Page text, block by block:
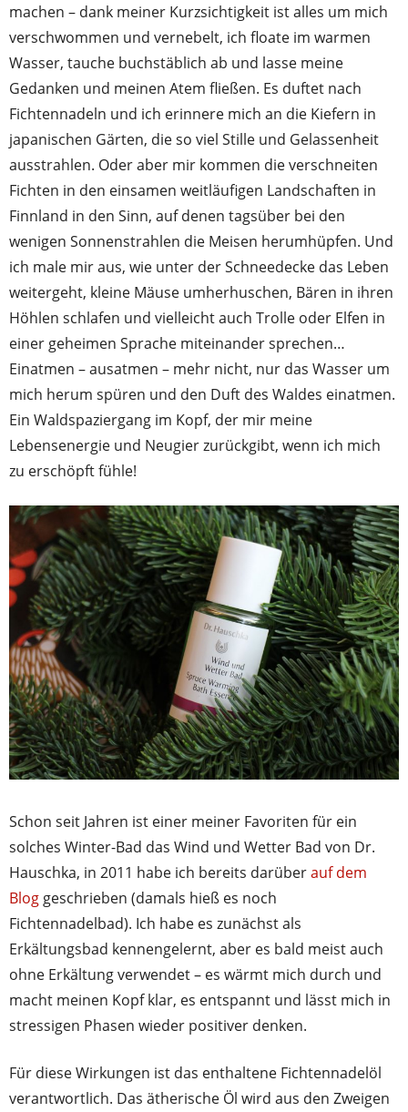
machen – dank meiner Kurzsichtigkeit ist alles um mich
verschwommen und vernebelt, ich floate im warmen
Wasser, tauche buchstäblich ab und lasse meine
Gedanken und meinen Atem fließen. Es duftet nach
Fichtennadeln und ich erinnere mich an die Kiefern in
japanischen Gärten, die so viel Stille und Gelassenheit
ausstrahlen. Oder aber mir kommen die verschneiten
Fichten in den einsamen weitläufigen Landschaften in
Finnland in den Sinn, auf denen tagsüber bei den
wenigen Sonnenstrahlen die Meisen herumhüpfen. Und
ich male mir aus, wie unter der Schneedecke das Leben
weitergeht, kleine Mäuse umherhuschen, Bären in ihren
Höhlen schlafen und vielleicht auch Trolle oder Elfen in
einer geheimen Sprache miteinander sprechen…
Einatmen – ausatmen – mehr nicht, nur das Wasser um
mich herum spüren und den Duft des Waldes einatmen.
Ein Waldspaziergang im Kopf, der mir meine
Lebensenergie und Neugier zurückgibt, wenn ich mich
zu erschöpft fühle!
Schon seit Jahren ist einer meiner Favoriten für ein
solches Winter-Bad das Wind und Wetter Bad von Dr.
Hauschka, in 2011 habe ich bereits darüberauf dem
Blog geschrieben (damals hieß es noch
Fichtennadelbad). Ich habe es zunächst als
Erkältungsbad kennengelernt, aber es bald meist auch
ohne Erkältung verwendet – es wärmt mich durch und
macht meinen Kopf klar, es entspannt und lässt mich in
stressigen Phasen wieder positiver denken.
Für diese Wirkungen ist das enthaltene Fichtennadelöl
verantwortlich. Das ätherische Öl wird aus den Zweigen